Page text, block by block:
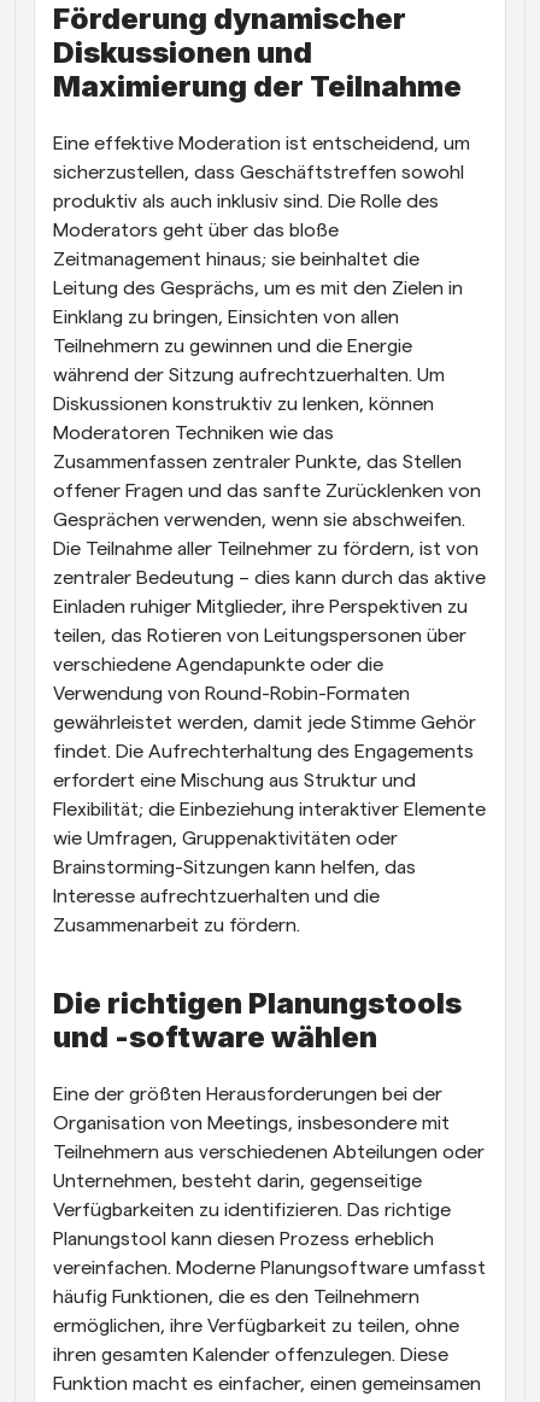
Förderung dynamischer
Diskussionen und
Maximierung der Teilnahme
Eine effektive Moderation ist entscheidend, um
sicherzustellen, dass Geschäftstreffen sowohl
produktiv als auch inklusiv sind. Die Rolle des
Moderators geht über das bloße
Zeitmanagement hinaus; sie beinhaltet die
Leitung des Gesprächs, um es mit den Zielen in
Einklang zu bringen, Einsichten von allen
Teilnehmern zu gewinnen und die Energie
während der Sitzung aufrechtzuerhalten. Um
Diskussionen konstruktiv zu lenken, können
Moderatoren Techniken wie das
Zusammenfassen zentraler Punkte, das Stellen
offener Fragen und das sanfte Zurücklenken von
Gesprächen verwenden, wenn sie abschweifen.
Die Teilnahme aller Teilnehmer zu fördern, ist von
zentraler Bedeutung – dies kann durch das aktive
Einladen ruhiger Mitglieder, ihre Perspektiven zu
teilen, das Rotieren von Leitungspersonen über
verschiedene Agendapunkte oder die
Verwendung von Round-Robin-Formaten
gewährleistet werden, damit jede Stimme Gehör
findet. Die Aufrechterhaltung des Engagements
erfordert eine Mischung aus Struktur und
Flexibilität; die Einbeziehung interaktiver Elemente
wie Umfragen, Gruppenaktivitäten oder
Brainstorming-Sitzungen kann helfen, das
Interesse aufrechtzuerhalten und die
Zusammenarbeit zu fördern.
Die richtigen Planungstools
und -software wählen
Eine der größten Herausforderungen bei der
Organisation von Meetings, insbesondere mit
Teilnehmern aus verschiedenen Abteilungen oder
Unternehmen, besteht darin, gegenseitige
Verfügbarkeiten zu identifizieren. Das richtige
Planungstool kann diesen Prozess erheblich
vereinfachen. Moderne Planungsoftware umfasst
häufig Funktionen, die es den Teilnehmern
ermöglichen, ihre Verfügbarkeit zu teilen, ohne
ihren gesamten Kalender offenzulegen. Diese
Funktion macht es einfacher, einen gemeinsamen